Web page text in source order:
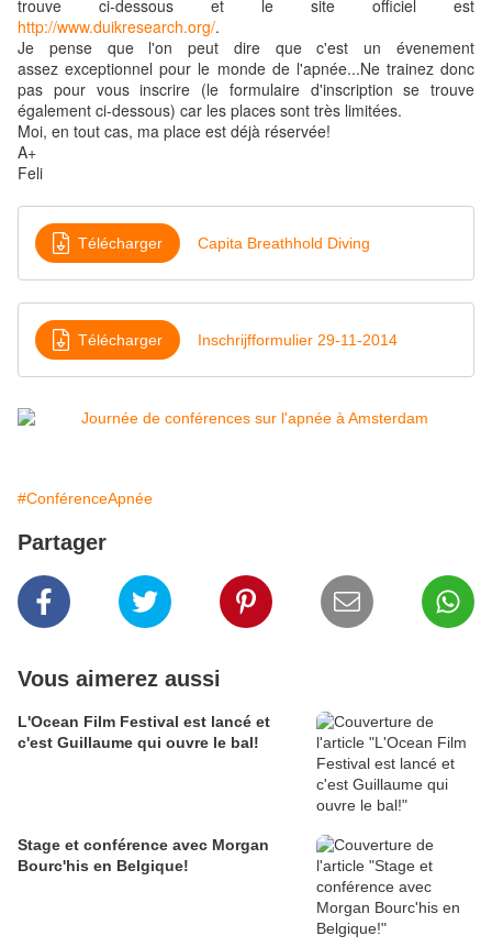
trouve ci-dessous et le site officiel est
http://www.duikresearch.org/.
Je pense que l'on peut dire que c'est un évenement
assez exceptionnel pour le monde de l'apnée...Ne trainez donc
pas pour vous inscrire (le formulaire d'inscription se trouve
également ci-dessous) car les places sont très limitées.
Moi, en tout cas, ma place est déjà réservée!
A+
Feli
Télécharger Capita Breathhold Diving
Télécharger Inschrijfformulier 29-11-2014
#ConférenceApnée
Partager
Vous aimerez aussi
L'Ocean Film Festival est lancé et
c'est Guillaume qui ouvre le bal!
Stage et conférence avec Morgan
Bourc'his en Belgique!